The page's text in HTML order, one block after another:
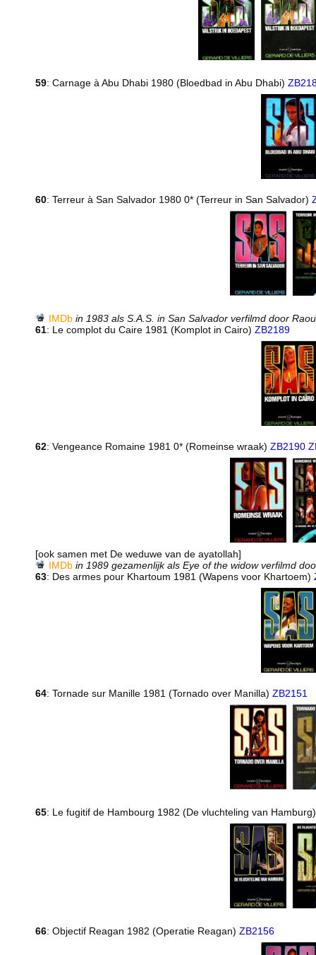
59: Carnage à Abu Dhabi 1980 (Bloedbad in Abu Dhabi)
60: Terreur à San Salvador 1980 0* (Terreur in San Salvador)
IMDb in 1983 als S.A.S. in San Salvador verfilmd door
61: Le complot du Caire 1981 (Komplot in Cairo) ZB2189
62: Vengeance Romaine 1981 0* (Romeinse wraak) ZB2190
[ook samen met De weduwe van de ayatollah]
IMDb in 1989 gezamenlijk als Eye of the widow verfilmd
63: Des armes pour Khartoum 1981 (Wapens voor Khartoem)
64: Tornade sur Manille 1981 (Tornado over Manilla) ZB2151
65: Le fugitif de Hambourg 1982 (De vluchteling van
66: Objectif Reagan 1982 (Operatie Reagan) ZB2156